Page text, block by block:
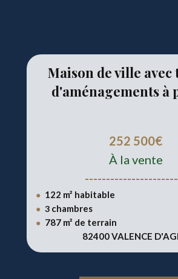
Maison de ville avec
d'aménagements à
252 500€
À la vente
● 122 m² habitable
● 3 chambres
● 787 m² de terrain
82400 VALENCE